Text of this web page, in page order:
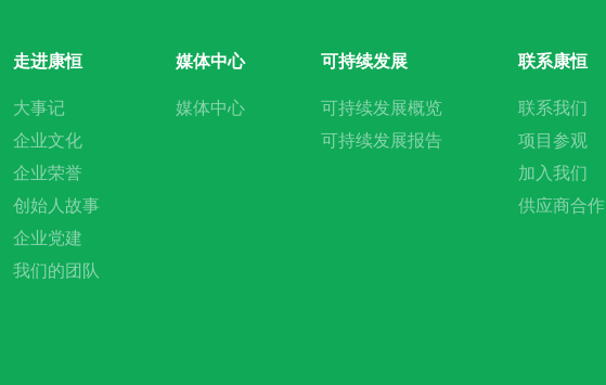
走进康恒
大事记
企业文化
企业荣誉
创始人故事
企业党建
我们的团队
媒体中心
媒体中心
可持续发展
可持续发展概览
可持续发展报告
联系康恒
联系我们
项目参观
加入我们
供应商合作